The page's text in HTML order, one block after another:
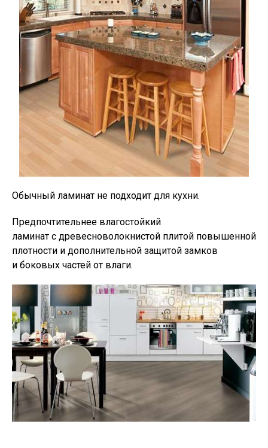
Обычный ламинат не подходит для кухни.
Предпочтительнее влагостойкий
ламинат с древесноволокнистой плитой повышенной
плотности и дополнительной защитой замков
и боковых частей от влаги.